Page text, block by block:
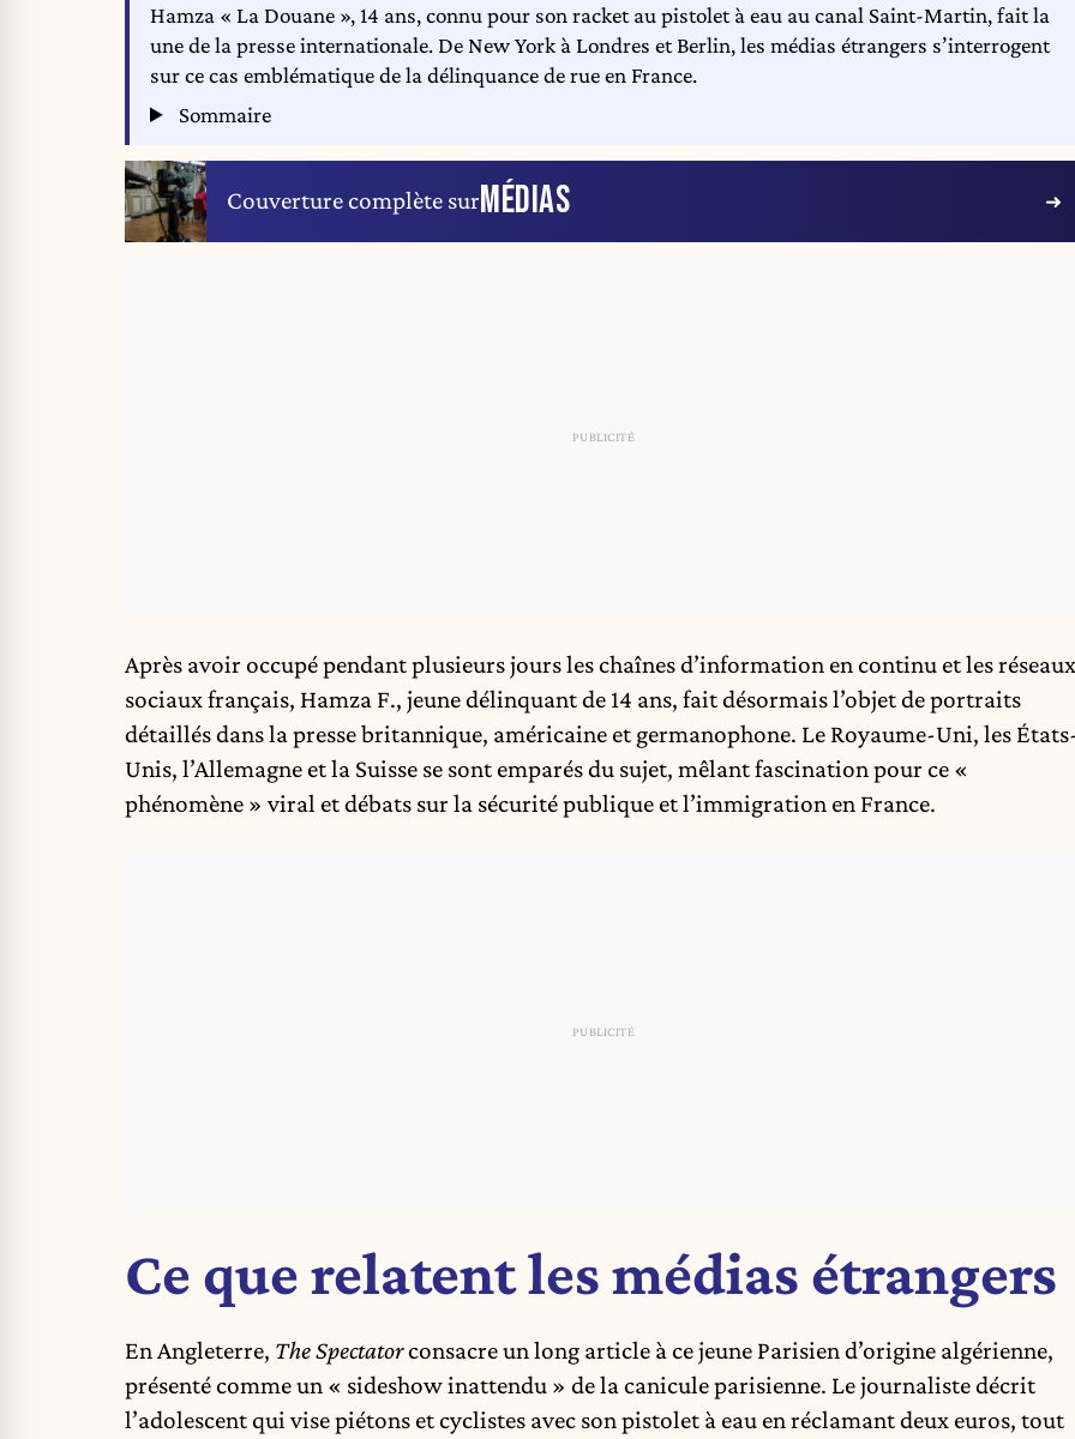
Hamza « La Douane », 14 ans, connu pour son racket au pistolet à eau au canal Saint-Martin, fait la
une de la presse internationale. De New York à Londres et Berlin, les médias étrangers s’interrogent
sur ce cas emblématique de la délinquance de rue en France.
Sommaire
Couverture complète surMÉDIAS
Après avoir occupé pendant plusieurs jours les chaînes d’information en continu et les réseaux
sociaux français, Hamza F., jeune délinquant de 14 ans, fait désormais l’objet de portraits
détaillés dans la presse britannique, américaine et germanophone. Le Royaume-Uni, les
Unis, l’Allemagne et la Suisse se sont emparés du sujet, mêlant fascination pour ce «
phénomène » viral et débats sur la sécurité publique et l’immigration en France.
Ce que relatent les médias étrangers
En Angleterre, The Spectatorconsacre un long article à ce jeune Parisien d’origine algérienne,
présenté comme un « sideshow inattendu » de la canicule parisienne. Le journaliste décrit
l’adolescent qui vise piétons et cyclistes avec son pistolet à eau en réclamant deux euros, tout